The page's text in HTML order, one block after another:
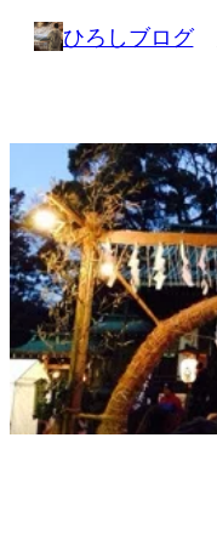
キ
プ
ひろしブログ